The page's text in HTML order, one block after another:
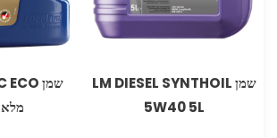
שמן LM DIESEL SYNTHOIL
5W40 5L
מלא EUROLUB